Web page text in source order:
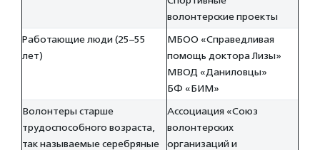
волонтерские проекты
Работающие люди (25–55
лет)
МБОО «Справедливая
помощь доктора Лизы»
МВОД «Даниловцы»
БФ «БИМ»
Волонтеры старше
трудоспособного возраста,
так называемые серебряные
Ассоциация «Союз
волонтерских
организаций и